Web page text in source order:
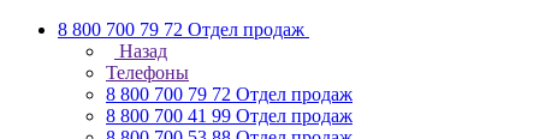
8 800 700 79 72 Отдел продаж
Назад
Телефоны
8 800 700 79 72 Отдел продаж
8 800 700 41 99 Отдел продаж